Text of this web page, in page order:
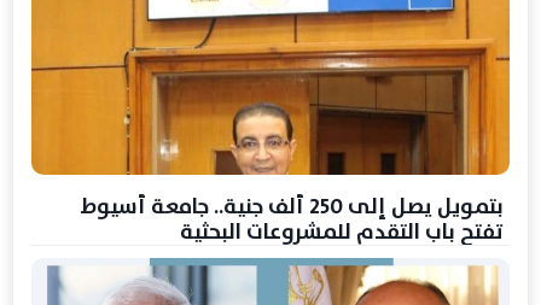
بتمويل يصل إلى 250 ألف جنية.. جامعة أسيوط
تفتح باب التقدم للمشروعات البحثية